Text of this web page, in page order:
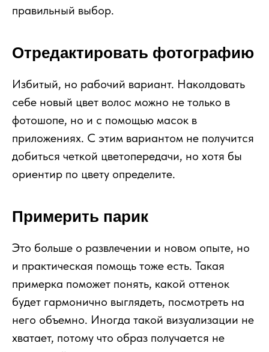
правильный выбор.
Отредактировать фотографию
Избитый, но рабочий вариант. Наколдовать
себе новый цвет волос можно не только в
фотошопе, но и с помощью масок в
приложениях. С этим вариантом не получится
добиться четкой цветопередачи, но хотя бы
ориентир по цвету определите.
Примерить парик
Это больше о развлечении и новом опыте, но
и практическая помощь тоже есть. Такая
примерка поможет понять, какой оттенок
будет гармонично выглядеть, посмотреть на
него объемно. Иногда такой визуализации не
хватает, потому что образ получается не